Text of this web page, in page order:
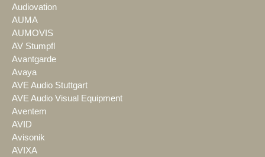
Audiovation
AUMA
AUMOVIS
AV Stumpfl
Avantgarde
Avaya
AVE Audio Stuttgart
AVE Audio Visual Equipment
Aventem
AVID
Avisonik
AVIXA